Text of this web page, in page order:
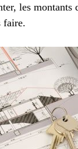
les
faire.